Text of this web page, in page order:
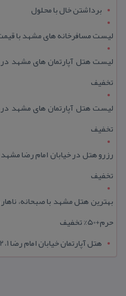
برداشتن خال با محلول
لیست مسافرخانه های مشهد با قیمت
تخفیف
تخفیف
تخفیف
بهترین هتل مشهد با صبحانه،
حرم+50% تخفیف
هتل آپارتمان خیابان امام رضا 1، 2، 3، 5،8 ،16 | تا 90 % تخفیف